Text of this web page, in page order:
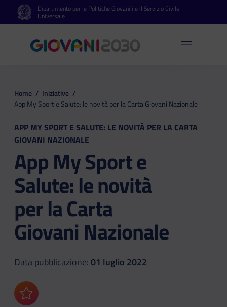
Vai al contenuto principale
Vai al footerDipartimento per le Politiche Giovanili e il Servizio Civile
Universale
Apri
Home / Iniziative /
App My Sport e Salute: le novità per la Carta Giovani Nazionale
APP MY SPORT E SALUTE: LE NOVITÀ PER LA CARTA
GIOVANI NAZIONALE
App My Sport e
Salute: le novità
per la Carta
Giovani Nazionale
Data pubblicazione:01 luglio 2022
Aggiungi ai preferiti